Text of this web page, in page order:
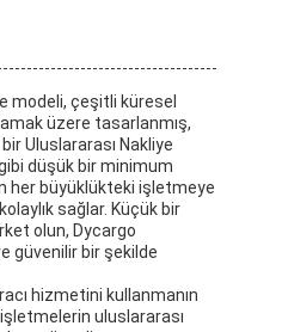
modeli, çeşitli küresel
üzere tasarlanmış,
Uluslararası Nakliye
düşük bir minimum
her büyüklükteki işletmeye
sağlar. Küçük bir
olun, Dycargo
güvenilir bir şekilde
hizmetini kullanmanın
uluslararası